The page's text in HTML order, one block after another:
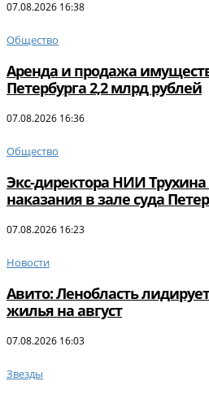
07.08.2026 16:38
Общество
Аренда и продажа
Петербурга 2,2 млрд рублей
07.08.2026 16:36
Общество
Экс-директора НИИ
наказания в зале суда
07.08.2026 16:23
Новости
Авито: Ленобласть
жилья на август
07.08.2026 16:03
Звезды